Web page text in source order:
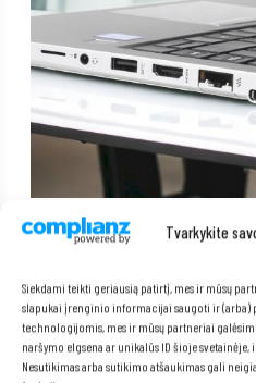
Tvarkykite
Siekdami teikti geriausią patirtį, mes ir mūsų
slapukai įrenginio informacijai saugoti ir (arba)
technologijomis, mes ir mūsų partneriai
naršymo elgsena ar unikalūs ID šioje
Nesutikimas arba sutikimo atšaukimas gali